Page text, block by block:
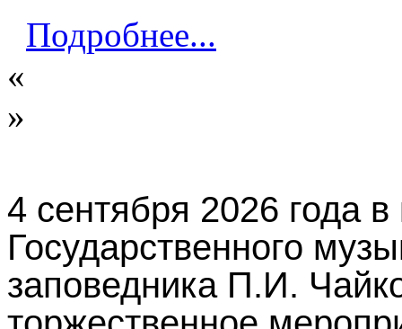
Подробнее...
«
»
4 сентября 2026 года
Государственного
заповедника П.И.